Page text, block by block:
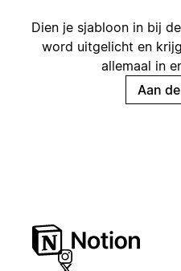
Dien je sjabloon in bij
word uitgelicht en
allemaal in
Aan